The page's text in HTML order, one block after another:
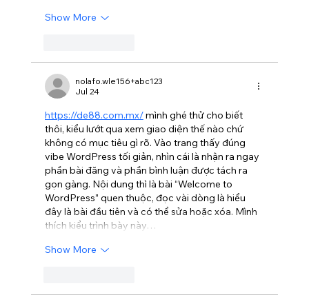
Show More
nolafo.wle156+abc123
Jul 24
https://de88.com.mx/ mình ghé thử cho biết
thôi, kiểu lướt qua xem giao diện thế nào chứ
không có mục tiêu gì rõ. Vào trang thấy đúng
vibe WordPress tối giản, nhìn cái là nhận ra ngay
phần bài đăng và phần bình luận được tách ra
gọn gàng. Nội dung thì là bài “Welcome to
WordPress” quen thuộc, đọc vài dòng là hiểu
đây là bài đầu tiên và có thể sửa hoặc xóa. Mình
thích kiểu trình bày này…
Show More